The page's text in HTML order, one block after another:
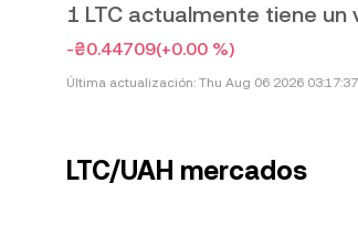
1 LTC actualmente tiene un
-₴0.44709(+0.00 %)
Última actualización: Thu Aug 06 2026
LTC/UAH mercados